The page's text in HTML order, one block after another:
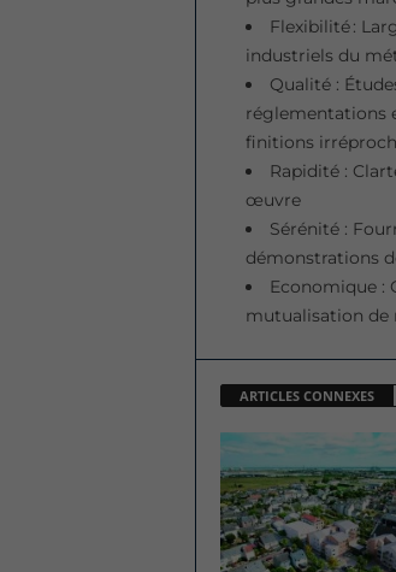
Flexibilité :
industriels du
Qualité :
réglementations
finitions
Rapidité :
œuvre
Sérénité :
démonstrations
Economique :
mutualisation de
ARTICLES CONNEXES